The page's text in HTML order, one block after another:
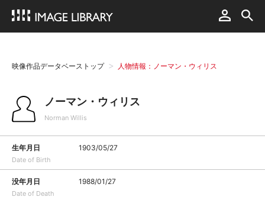
映像作品データベーストップ 人物情報：ノーマン・ウィリス
ノーマン・ウィリス
Norman Willis
生年月日
Date of Birth
1903/05/27
没年月日
Date of Death
1988/01/27